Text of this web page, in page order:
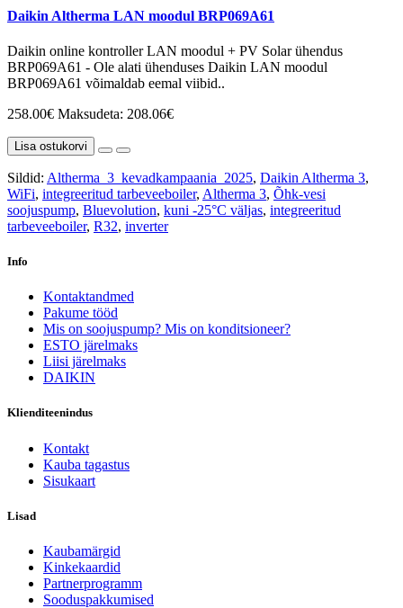
Daikin Altherma LAN moodul BRP069A61
Daikin online kontroller LAN moodul + PV Solar ühendus
BRP069A61 - Ole alati ühenduses Daikin LAN moodul
BRP069A61 võimaldab eemal viibid..
258.00€ Maksudeta: 208.06€
Lisa ostukorvi
Sildid: Altherma_3_kevadkampaania_2025, Daikin Altherma 3,
WiFi, integreeritud tarbeveeboiler, Altherma 3, Õhk-vesi
soojuspump, Bluevolution, kuni -25°C väljas, integreeritud
tarbeveeboiler, R32, inverter
Info
Kontaktandmed
Pakume tööd
Mis on soojuspump? Mis on konditsioneer?
ESTO järelmaks
Liisi järelmaks
DAIKIN
Klienditeenindus
Kontakt
Kauba tagastus
Sisukaart
Lisad
Kaubamärgid
Kinkekaardid
Partnerprogramm
Sooduspakkumised